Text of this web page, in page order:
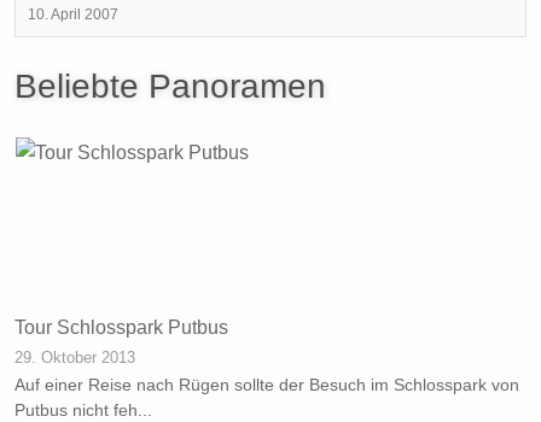
10. April 2007
Beliebte Panoramen
Tour Schlosspark Putbus
29. Oktober 2013
Auf einer Reise nach Rügen sollte der Besuch im Schlosspark von
Putbus nicht feh...